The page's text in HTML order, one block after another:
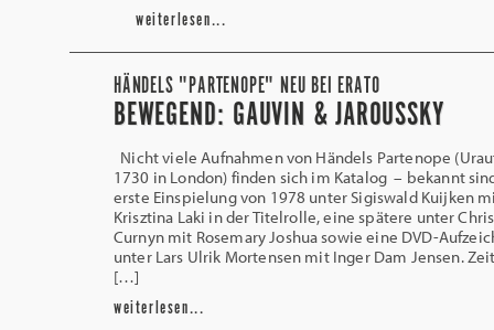
weiterlesen...
HÄNDELS "PARTENOPE" NEU BEI ERATO
BEWEGEND: GAUVIN & JAROUSSKY
Nicht viele Aufnahmen von Händels Partenope
1730 in London) finden sich im Katalog ­ – bekannt
erste Einspielung von 1978 unter Sigiswald Kuijken
Krisztina Laki in der Titelrolle, eine spätere unter
Curnyn mit Rosemary Joshua sowie eine DVD-
unter Lars Ulrik Mortensen mit Inger Dam Jensen.
[…]
weiterlesen...